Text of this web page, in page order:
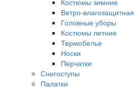
Костюмы зимние
Ветро-влагозащитная
Головные уборы
Костюмы летние
Термобелье
Носки
Перчатки
Снегоступы
Палатки